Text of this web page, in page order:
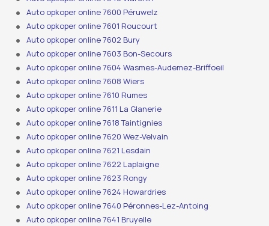
Auto opkoper online 7600 Péruwelz
Auto opkoper online 7601 Roucourt
Auto opkoper online 7602 Bury
Auto opkoper online 7603 Bon-Secours
Auto opkoper online 7604 Wasmes-Audemez-Briffoeil
Auto opkoper online 7608 Wiers
Auto opkoper online 7610 Rumes
Auto opkoper online 7611 La Glanerie
Auto opkoper online 7618 Taintignies
Auto opkoper online 7620 Wez-Velvain
Auto opkoper online 7621 Lesdain
Auto opkoper online 7622 Laplaigne
Auto opkoper online 7623 Rongy
Auto opkoper online 7624 Howardries
Auto opkoper online 7640 Péronnes-Lez-Antoing
Auto opkoper online 7641 Bruyelle